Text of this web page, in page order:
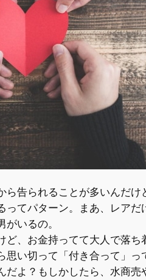
告られることが多いんだけ
てパターン。まあ、レアだ
いるの。
、お金持ってて大人で落ち
思い切って「付き合って」っ
だよ？もしかしたら、水商